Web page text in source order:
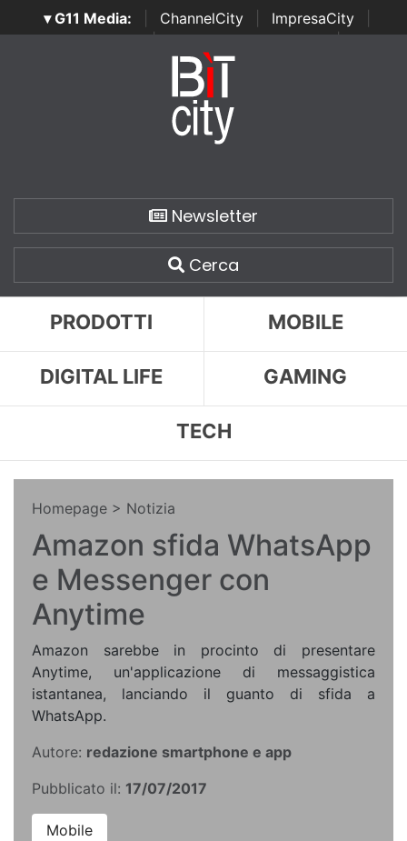
▾ G11 Media: ChannelCity ImpresaCity
SecurityOpenLab | Italian Channel Awards | Italian
Italian Security Awards
Newsletter
Cerca
PRODOTTI MOBILE
DIGITAL LIFE GAMING
TECH
Homepage > Notizia
Amazon sfida WhatsApp
e Messenger con
Anytime
Amazon sarebbe in procinto di presentare
Anytime, un'applicazione di messaggistica
istantanea, lanciando il guanto di sfida a
WhatsApp.
Autore: redazione smartphone e app
Pubblicato il: 17/07/2017
Mobile